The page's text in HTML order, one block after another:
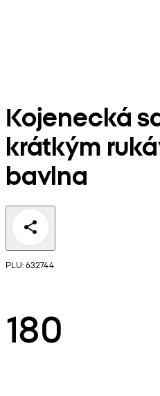
Kojenecká
krátkým
bavlna
PLU: 632744
180